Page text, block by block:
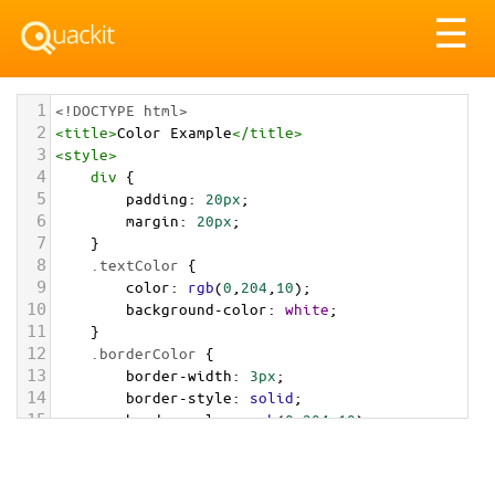
☰
1 <!DOCTYPE html>
2 <title>Color Example</title>
3 <style>
4 div {
5 padding: 20px;
6 margin: 20px;
7 }
8 .textColor {
9 color: rgb(0 204 10);
10 background-color: white;
11 }
12 .borderColor {
13 border-width: 3px;
14 border-style: solid;
15 border-color: rgb(0,204,10);